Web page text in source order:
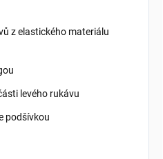
z elastického materiálu
levého rukávu
podšívkou